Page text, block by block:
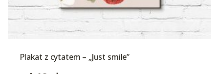
Plakat z cytatem – „Just smile”